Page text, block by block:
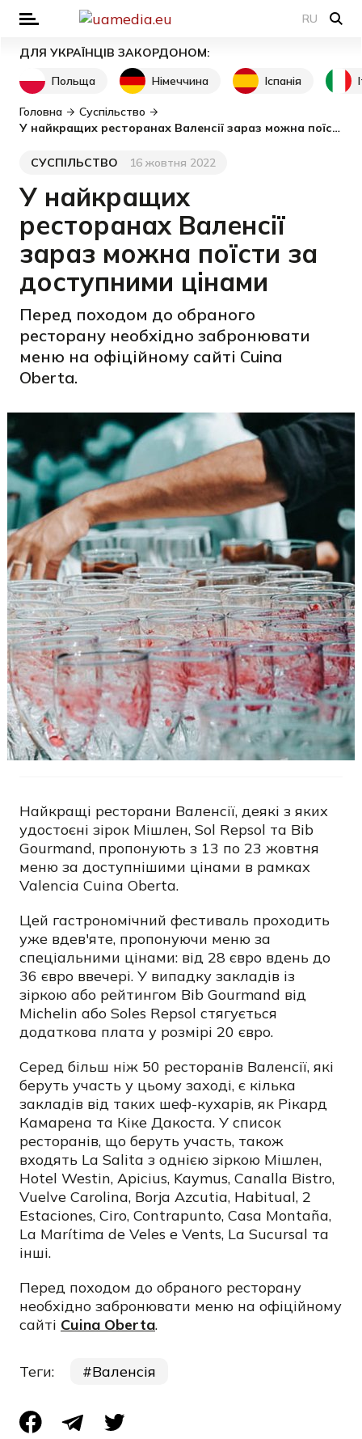
RU
ДЛЯ УКРАЇНЦІВ ЗАКОРДОНОМ:
Польща
Німеччина Іспанія
Головна
Суспільство
У найкращих ресторанах Валенсії зараз можна поїсти за доступними цінами
Категорія
СУСПІЛЬСТВО
Дата публікації16 жовтня 2022
У найкращих
ресторанах Валенсії
зараз можна поїсти за
доступними цінами
Перед походом до обраного
ресторану необхідно забронювати
меню на офіційному сайті Cuina
Oberta.
Найкращі ресторани Валенсії, деякі з яких
удостоєні зірок Мішлен, Sol Repsol та Bib
Gourmand, пропонують з 13 по 23 жовтня
меню за доступнішими цінами в рамках
Valencia Cuina Oberta.
Цей гастрономічний фестиваль проходить
уже вдев'яте, пропонуючи меню за
спеціальними цінами: від 28 євро вдень до
36 євро ввечері. У випадку закладів із
зіркою або рейтингом Bib Gourmand від
Michelin або Soles Repsol стягується
додаткова плата у розмірі 20 євро.
Серед більш ніж 50 ресторанів Валенсії, які
беруть участь у цьому заході, є кілька
закладів від таких шеф-кухарів, як Рікард
Камарена та Кіке Дакоста. У список
ресторанів, що беруть участь, також
входять La Salita з однією зіркою Мішлен,
Hotel Westin, Apicius, Kaymus, Canalla Bistro,
Vuelve Carolina, Borja Azcutia, Habitual, 2
Estaciones, Ciro, Contrapunto, Casa Montaña,
La Marítima de Veles e Vents, La Sucursal та
інші.
Перед походом до обраного ресторану
необхідно забронювати меню на офіційному
сайті Cuina Oberta.
Теги: Валенсія